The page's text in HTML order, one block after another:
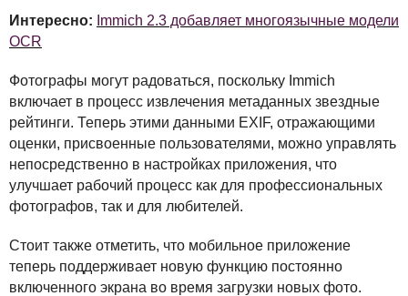
Интересно: Immich 2.3 добавляет многоязычные модели
OCR
Фотографы могут радоваться, поскольку Immich
включает в процесс извлечения метаданных звездные
рейтинги. Теперь этими данными EXIF, отражающими
оценки, присвоенные пользователями, можно управлять
непосредственно в настройках приложения, что
улучшает рабочий процесс как для профессиональных
фотографов, так и для любителей.
Стоит также отметить, что мобильное приложение
теперь поддерживает новую функцию постоянно
включенного экрана во время загрузки новых фото.